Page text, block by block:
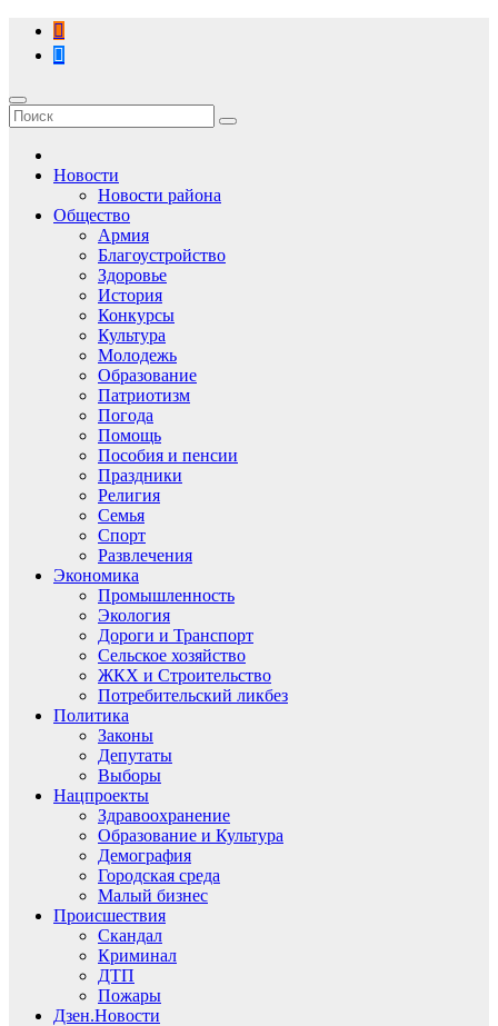
Перейти
содержимому
Новости
Новости района
Общество
Армия
Благоустройство
Здоровье
История
Конкурсы
Культура
Молодежь
Образование
Патриотизм
Погода
Помощь
Пособия и пенсии
Праздники
Религия
Семья
Спорт
Развлечения
Экономика
Промышленность
Экология
Дороги и Транспорт
Сельское хозяйство
ЖКХ и Строительство
Потребительский ликбез
Политика
Законы
Депутаты
Выборы
Нацпроекты
Здравоохранение
Образование и Культура
Демография
Городская среда
Малый бизнес
Происшествия
Скандал
Криминал
ДТП
Пожары
Дзен.Новости